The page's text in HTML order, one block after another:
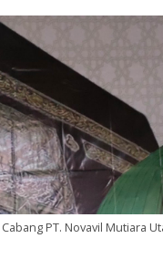
PT. Novavil Mutiara